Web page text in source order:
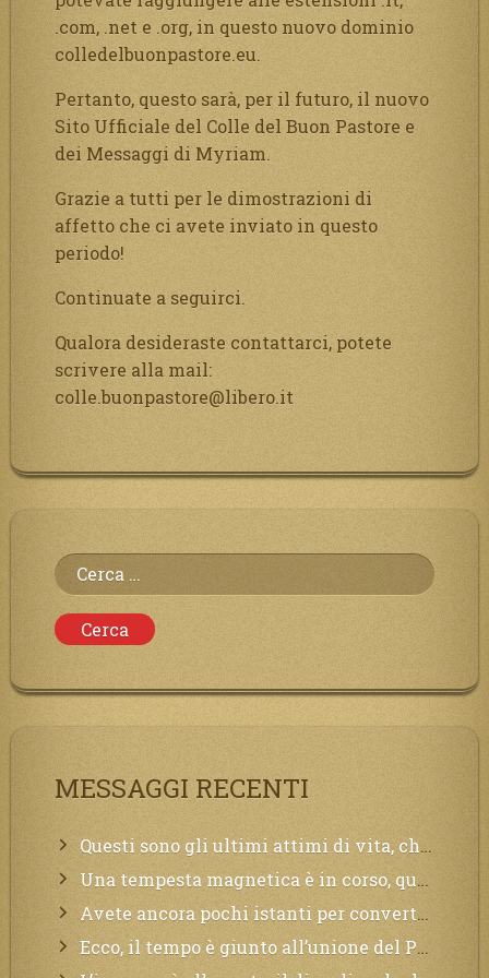
.com, .net e .org, in questo nuovo dominio
colledelbuonpastore.eu.
Pertanto, questo sarà, per il futuro, il nuovo
Sito Ufficiale del Colle del Buon Pastore e
dei Messaggi di Myriam.
Grazie a tutti per le dimostrazioni di
affetto che ci avete inviato in questo
periodo!
Continuate a seguirci.
Qualora desideraste contattarci, potete
scrivere alla mail:
colle.buonpastore@libero.it
Ricerca
per:
MESSAGGI RECENTI
Questi sono gli ultimi attimi di vita, chi si vuole salvare Mi chiami in suo aiuto.
Una tempesta magnetica è in corso, questa generazione patirà. Il black out non tarderà ad arrivare e tutta la Terra sarà oscurata.
Avete ancora pochi istanti per convertirvi, non perdete tempo, la sciagura arriverà all’improvviso e per chi non si sarà preparato saranno dolori.
Ecco, il tempo è giunto all’unione del Padre con il figlio, non avete che da attendere pochissimo.